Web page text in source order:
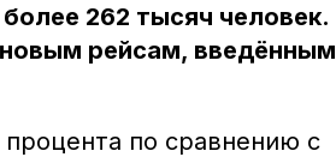
262 тысяч человек.
рейсам, введённым
по сравнению с